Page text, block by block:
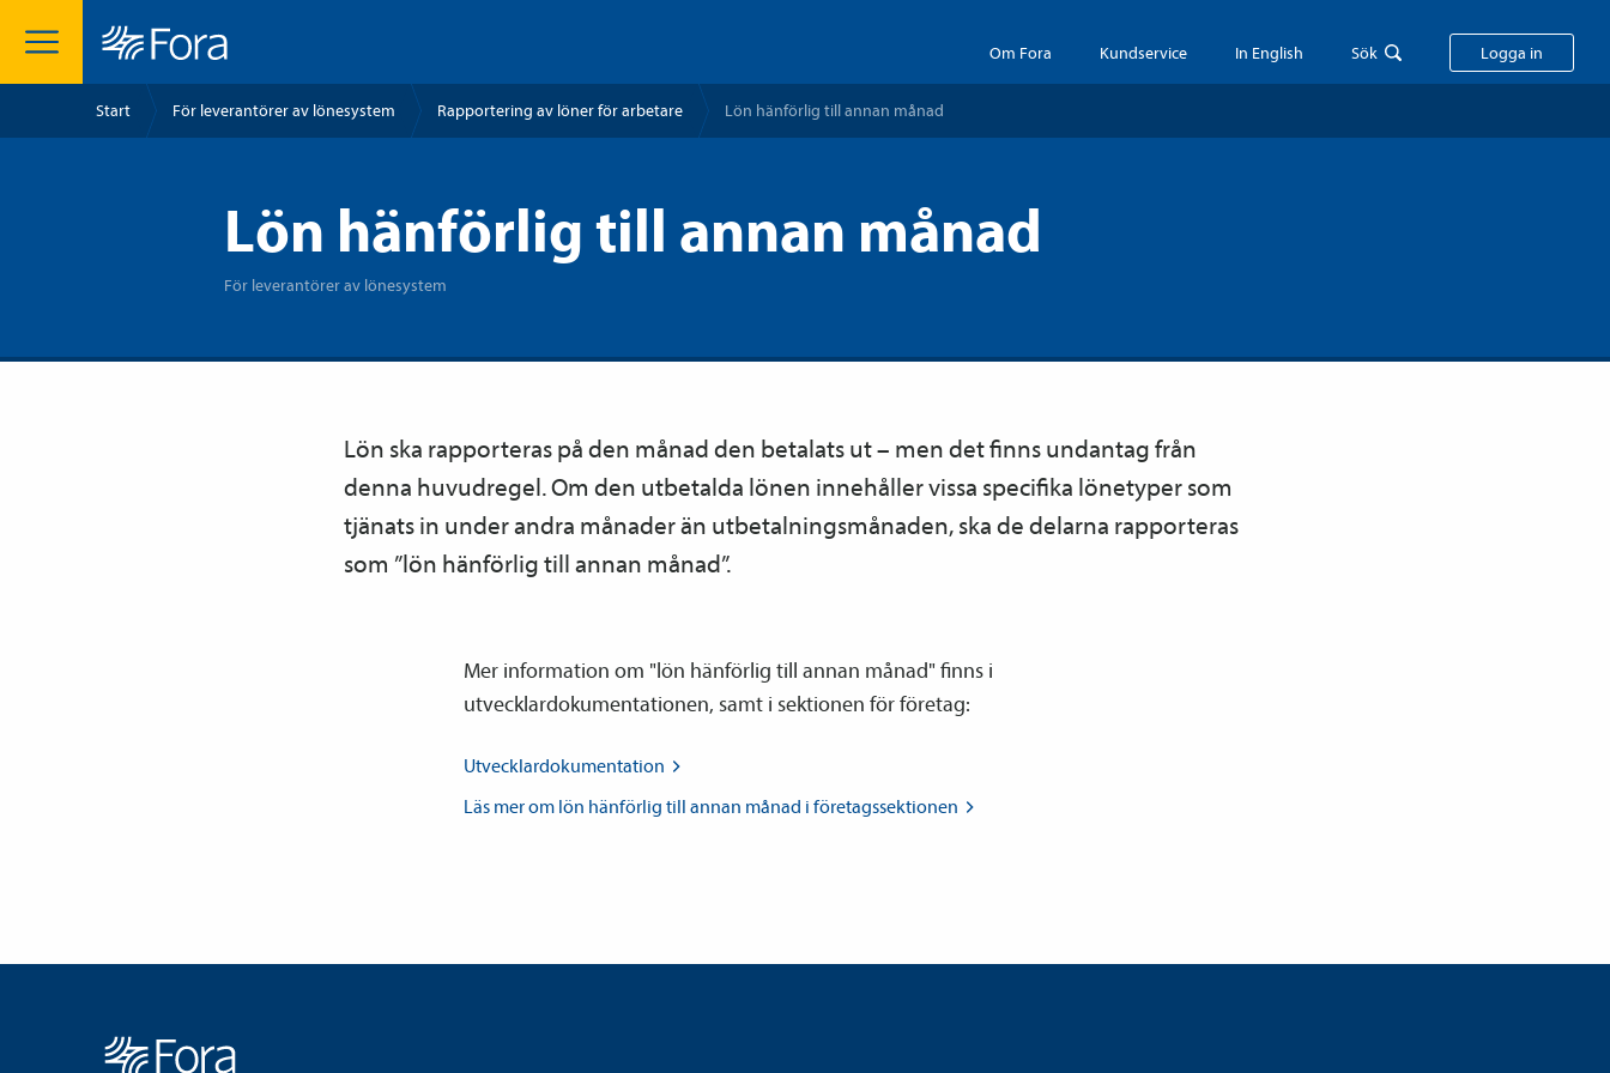
Om Fora Kundservice In English Sök Logga in
Start För leverantörer av lönesystem Rapportering av löner för arbetare Lön hänförlig till annan månad
Lön hänförlig till annan månad
För leverantörer av lönesystem
Lön ska rapporteras på den månad den betalats ut – men det finns undantag från
denna huvudregel. Om den utbetalda lönen innehåller vissa specifika lönetyper som
tjänats in under andra månader än utbetalningsmånaden, ska de delarna rapporteras
som ”lön hänförlig till annan månad”.
Mer information om "lön hänförlig till annan månad" finns i
utvecklardokumentationen, samt i sektionen för företag:
Utvecklardokumentation
Läs mer om lön hänförlig till annan månad i företagssektionen